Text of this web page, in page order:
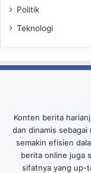
Politik
Teknologi
Konten berita
dan dinamis
semakin efisien
berita online juga
sifatnya yang up-